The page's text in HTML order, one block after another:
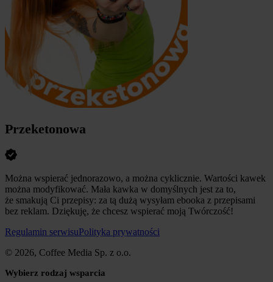
Przeketonowa
Można wspierać jednorazowo, a można cyklicznie. Wartości kawek
można modyfikować. Mała kawka w domyślnych jest za to,
że smakują Ci przepisy: za tą dużą wysyłam ebooka z przepisami
bez reklam. Dziękuję, że chcesz wspierać moją Twórczość!
Regulamin serwisuPolityka prywatności
© 2026, Coffee Media Sp. z o.o.
Wybierz rodzaj wsparcia